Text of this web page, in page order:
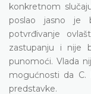
konkretnom
poslao jasno je
potvrđivanje
zastupanju i nije
punomoći. Vlada
mogućnosti da C.
predstavke.